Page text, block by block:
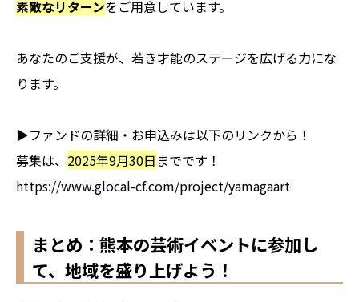
素敵なリターンをご用意しています。
あなたのご支援が、若き才能のステージを広げる力にな
ります。
▶ファンドの詳細・お申込みは以下のリンクから！
募集は、 2025年9月30日 までです！
https://www.glocal-cf.com/project/yamagaart
まとめ：熊本の芸術イベントに参加し
て、地域を盛り上げよう！